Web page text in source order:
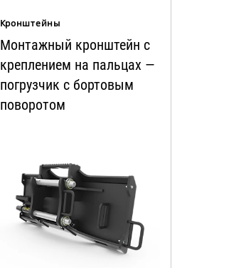
Кронштейны
Монтажный кронштейн с
креплением на пальцах —
погрузчик с бортовым
поворотом